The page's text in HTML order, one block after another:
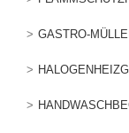
GASTRO-